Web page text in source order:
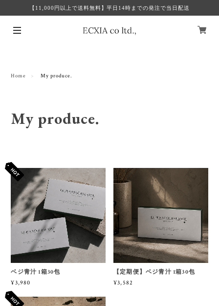
【11,000円以上で送料無料】平日14時までの発注で当日配送
Home My produce.
My produce.
ベジ青汁 1箱30包
¥3,980
【定期便】ベジ青汁 1箱30包
¥3,582